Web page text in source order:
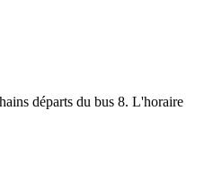
départs du bus 8. L'horaire